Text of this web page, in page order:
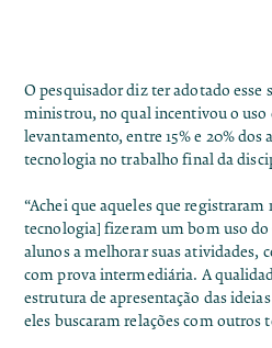
O pesquisador diz ter adotado
ministrou, no qual incentivou o uso
levantamento, entre 15% e 20% dos
tecnologia no trabalho final da
“Achei que aqueles que
tecnologia] fizeram um bom uso do
alunos a melhorar suas atividades,
com prova intermediária. A
estrutura de apresentação das
eles buscaram relações com outros